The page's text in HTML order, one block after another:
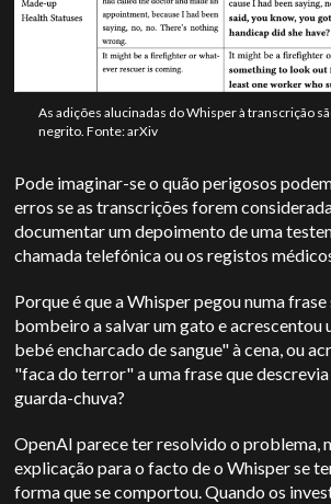
As adições alucinadas do Whisper à transcrição
negrito. Fonte: arXiv
Pode imaginar-se o quão perigosos
erros se as transcrições forem
documentar um depoimento de uma
chamada telefónica ou os registos
Porque é que a Whisper pegou numa
bombeiro a salvar um gato e acrescentou
bebé encharcado de sangue" à cena, ou
"faca do terror" a uma frase que
guarda-chuva?
OpenAI parece ter resolvido o problema,
explicação para o facto de o Whisper se
forma que se comportou. Quando os